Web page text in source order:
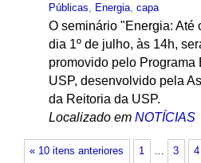
Públicas, Energia, capa
O seminário "Energia: Até
dia 1º de julho, às 14h,
promovido pelo Programa
USP, desenvolvido pela
da Reitoria da USP.
Localizado em NOTÍCIAS
« 10 itens anteriores 1 … 3 4